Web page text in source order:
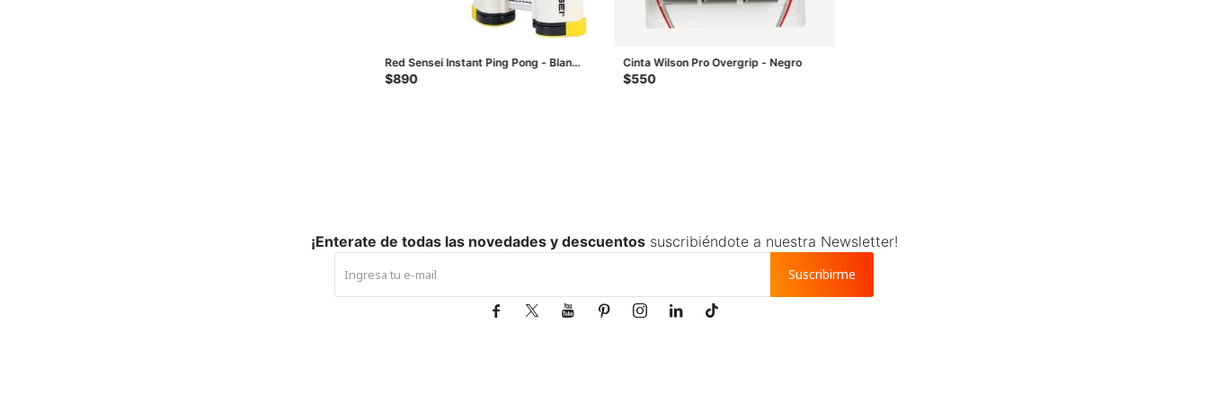
Red Sensei Instant Ping Pong - Blanco
- Negro
$890
Cinta Wilson Pro Overgrip - Negro
$550
¡Enterate de todas las novedades y descuentossuscribiéndote a nuestra Newsletter!
Suscribirme
      